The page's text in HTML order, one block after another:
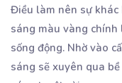
Điều làm nên sự khác
sáng màu vàng
sống động. Nhờ vào
sáng sẽ xuyên qua